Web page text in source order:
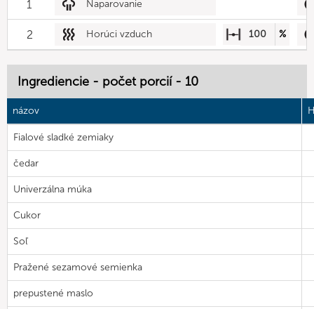
1 Naparovanie
2 Horúci vzduch 100 %
Ingrediencie - počet porcií - 10
názov
Fialové sladké zemiaky
čedar
Univerzálna múka
Cukor
Soľ
Pražené sezamové semienka
prepustené maslo